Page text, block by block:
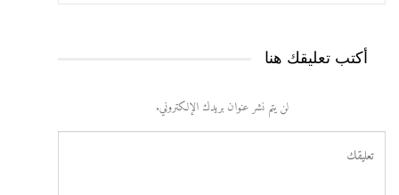
أكتب تعليقك هنا
لن يتم نشر عنوان بريدك الإلكتروني.